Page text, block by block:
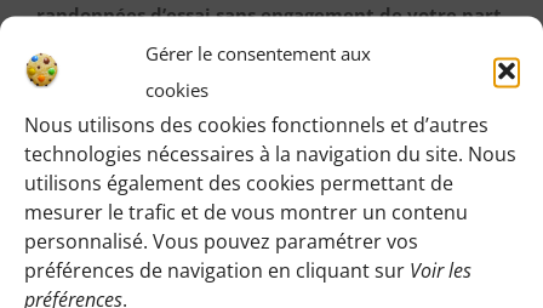
Gérer le consentement aux
cookies
Nous utilisons des cookies fonctionnels et d’autres
technologies nécessaires à la navigation du site. Nous
utilisons également des cookies permettant de
mesurer le trafic et de vous montrer un contenu
personnalisé. Vous pouvez paramétrer vos
préférences de navigation en cliquant sur Voir les
préférences.
randonnées d’essai sans engagement de votre part
:
Cliquez sur le bouton ci-dessous et indiquez-nous votre
choix en laissant vos coordonnées pour que l’on puisse
vous répondre en vous précisant le lieu de rendez-vous
et autres détails.
PARTICIPER EN TANT QU’INVITÉE